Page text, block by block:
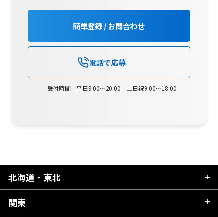
簡単登録 / お問合わせ
電話で応募
受付時間 平日9:00～20:00 土日祝9:00～18:00
北海道・東北
北海道
関東